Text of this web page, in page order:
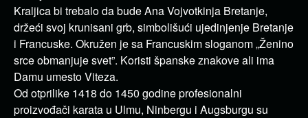
Kraljica bi trebalo da bude Ana Vojvotkinja Bretanje,
držeći svoj krunisani grb, simbolišući ujedinjenje Bretanje
i Francuske. Okružen je sa Francuskim sloganom „Ženino
srce obmanjuje svet”. Koristi španske znakove ali ima
Damu umesto Viteza.
Od otprilike 1418 do 1450 godine profesionalni
proizvođači karata u Ulmu, Ninbergu i Augsburgu su